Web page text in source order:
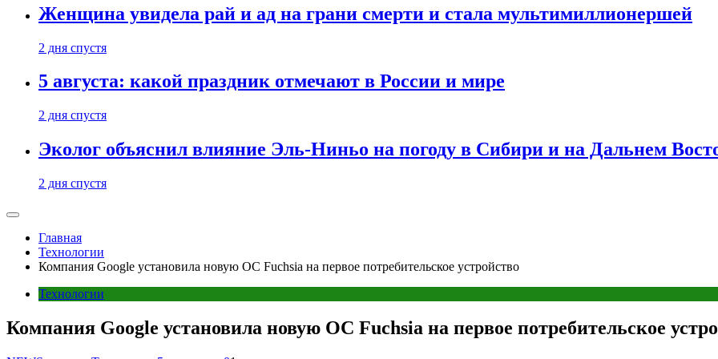
Женщина увидела рай и ад на грани смерти и стала мультимиллионершей
2 дня спустя
5 августа: какой праздник отмечают в России и мире
2 дня спустя
Эколог объяснил влияние Эль-Ниньо на погоду в Сибири и на Дальнем
2 дня спустя
Главная
Технологии
Компания Google установила новую OC Fuchsia на первое потребительское устройство
Технологии
Компания Google установила новую OC Fuchsia на первое потребительское